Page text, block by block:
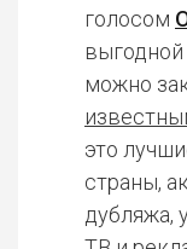
голосом
можно
это
страны,
дубляжа,